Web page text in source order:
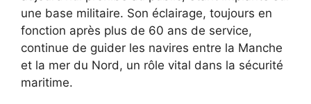
une base militaire. Son éclairage, toujours en
fonction après plus de 60 ans de service,
continue de guider les navires entre la Manche
et la mer du Nord, un rôle vital dans la sécurité
maritime.